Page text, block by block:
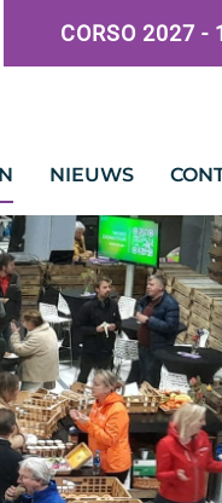
CORSO 2027
NIEUWS